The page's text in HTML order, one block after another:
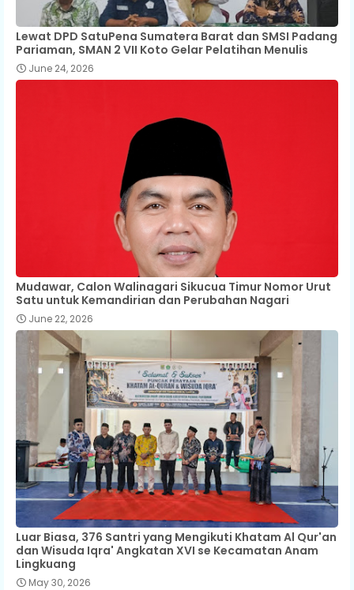
Lewat DPD SatuPena Sumatera Barat dan SMSI Padang
Pariaman, SMAN 2 VII Koto Gelar Pelatihan Menulis
June 24, 2026
Mudawar, Calon Walinagari Sikucua Timur Nomor Urut
Satu untuk Kemandirian dan Perubahan Nagari
June 22, 2026
Luar Biasa, 376 Santri yang Mengikuti Khatam Al Qur'an
dan Wisuda Iqra' Angkatan XVI se Kecamatan Anam
Lingkuang
May 30, 2026